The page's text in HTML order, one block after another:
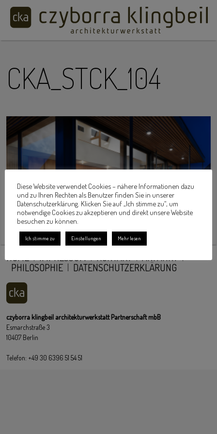
CKA_STCK_104
HOME IMPRESSUM KONTAKT
ANFAHRT
PHILOSOPHIE
DATENSCHUTZERKLÄRUNG
czyborra klingbeil architekturwerkstatt Partnerschaft mbB
Esmarchstraße 3
10407 Berlin
Telefon: +49 30 6396 51 54 51
Diese Website verwendet Cookies – nähere Informationen dazu
und zu Ihren Rechten als Benutzer finden Sie in unserer
Datenschutzerklärung. Klicken Sie auf „Ich stimme zu“, um
notwendige Cookies zu akzeptieren und direkt unsere Website
besuchen zu können.
Ich stimme zu Einstellungen Mehr lesen